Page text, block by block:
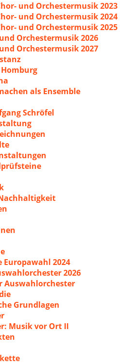
und Orchestermusik 2023
und Orchestermusik 2024
und Orchestermusik 2025
Orchestermusik 2026
Orchestermusik 2027
Homburg
als Ensemble
Schröfel
2024
2026
Auswahlorchester
Grundlagen
Musik vor Ort II